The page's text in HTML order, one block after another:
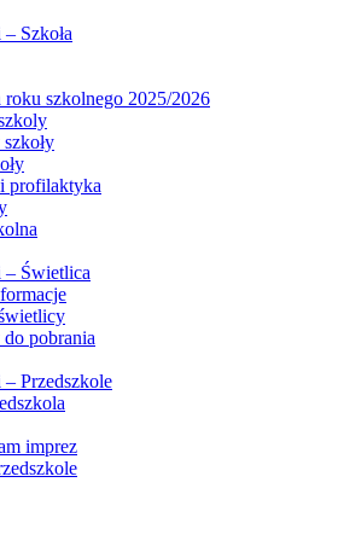
Szkoła
roku szkolnego 2025/2026
profilaktyka
– Świetlica
pobrania
Przedszkole
imprez